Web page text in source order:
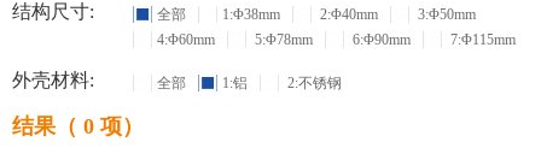
结构尺寸: 全部 1:Φ38mm 2:Φ40mm
3:Φ50mm
4:Φ60mm
5:Φ78mm 6:Φ90mm 7:Φ115mm
外壳材料: 全部 1:铝 2:不锈钢
结果（ 0 项）